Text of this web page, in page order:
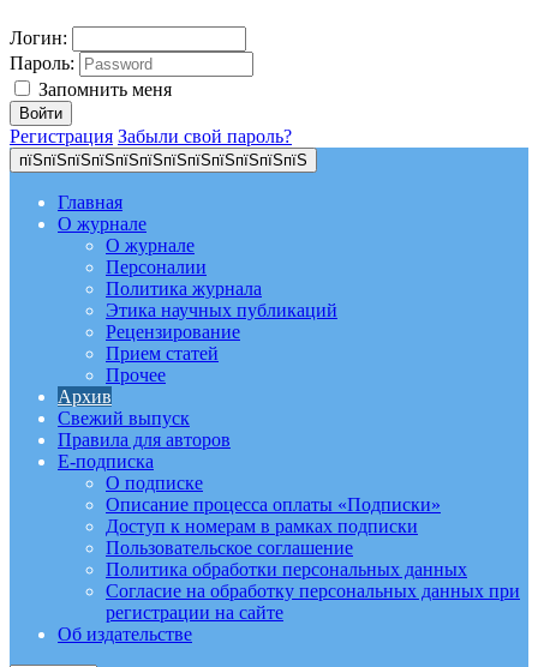
Логин:
Пароль:
Запомнить меня
Регистрация Забыли свой пароль?
пїЅпїЅпїЅпїЅпїЅпїЅпїЅпїЅпїЅпїЅпїЅпїЅ
Главная
О журнале
О журнале
Персоналии
Политика журнала
Этика научных публикаций
Рецензирование
Прием статей
Прочее
Архив
Свежий выпуск
Правила для авторов
E-подписка
О подписке
Описание процесса оплаты «Подписки»
Доступ к номерам в рамках подписки
Пользовательское соглашение
Политика обработки персональных данных
Согласие на обработку персональных данных при
регистрации на сайте
Об издательстве